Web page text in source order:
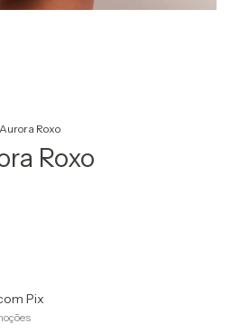
Roxo
Roxo
Pix